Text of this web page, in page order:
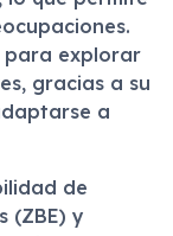
para explorar
gracias a su
a
de
(ZBE) y